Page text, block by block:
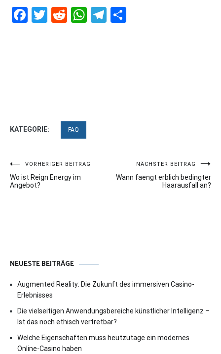
Facebook
Twitter
RedditWhatsApp
Telegram
KATEGORIE: FAQ
Beitragsnavigation
VORHERIGER BEITRAG
Wo ist Reign Energy im
Angebot?
NÄCHSTER BEITRAG
Wann faengt erblich bedingter
Haarausfall an?
NEUESTE BEITRÄGE
Augmented Reality: Die Zukunft des immersiven Casino-
Erlebnisses
Die vielseitigen Anwendungsbereiche künstlicher Intelligenz –
Ist das noch ethisch vertretbar?
Welche Eigenschaften muss heutzutage ein modernes
Online-Casino haben